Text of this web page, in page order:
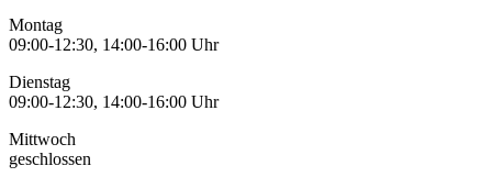
Montag
09:00-12:30, 14:00-16:00 Uhr
Dienstag
09:00-12:30, 14:00-16:00 Uhr
Mittwoch
geschlossen